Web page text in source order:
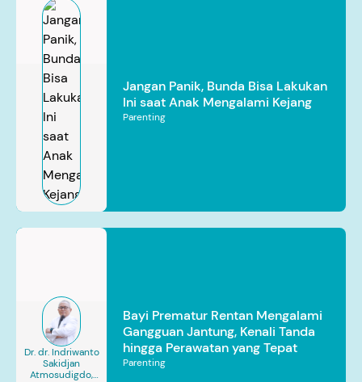
Jangan Panik, Bunda Bisa Lakukan
Ini saat Anak Mengalami Kejang
Parenting
Dr. dr. Indriwanto
Sakidjan
Atmosudigdo,
Bayi Prematur Rentan Mengalami
Gangguan Jantung, Kenali Tanda
hingga Perawatan yang Tepat
Parenting